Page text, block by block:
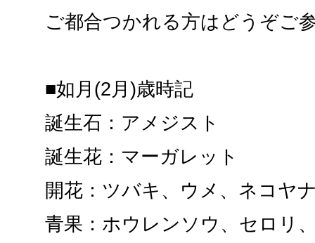
ご都合つかれる方はどうぞご
■如月(2月)歳時記
誕生石：アメジスト
誕生花：マーガレット
開花：ツバキ、ウメ、ネコヤ
青果：ホウレンソウ、セロリ